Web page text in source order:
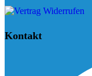
Kontakt